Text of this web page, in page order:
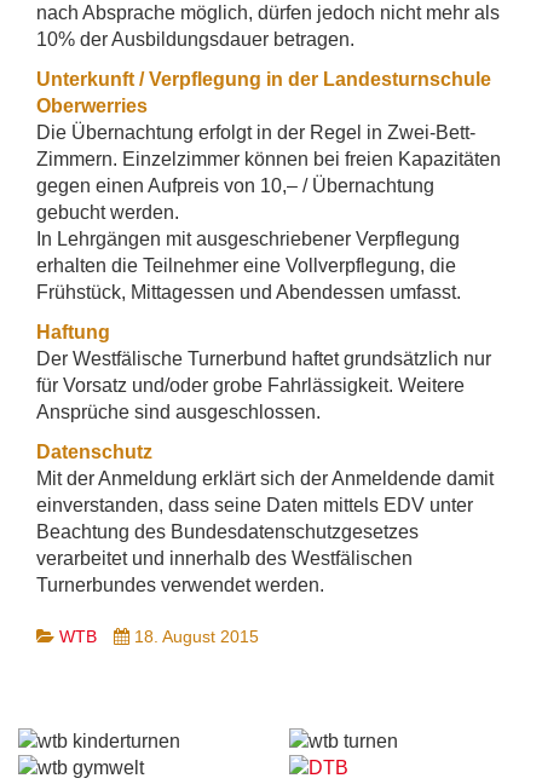
nach Absprache möglich, dürfen jedoch nicht mehr als
10% der Ausbildungsdauer betragen.
Unterkunft / Verpflegung in der Landesturnschule
Oberwerries
Die Übernachtung erfolgt in der Regel in Zwei-Bett-
Zimmern. Einzelzimmer können bei freien Kapazitäten
gegen einen Aufpreis von 10,– / Übernachtung
gebucht werden.
In Lehrgängen mit ausgeschriebener Verpflegung
erhalten die Teilnehmer eine Vollverpflegung, die
Frühstück, Mittagessen und Abendessen umfasst.
Haftung
Der Westfälische Turnerbund haftet grundsätzlich nur
für Vorsatz und/oder grobe Fahrlässigkeit. Weitere
Ansprüche sind ausgeschlossen.
Datenschutz
Mit der Anmeldung erklärt sich der Anmeldende damit
einverstanden, dass seine Daten mittels EDV unter
Beachtung des Bundesdatenschutzgesetzes
verarbeitet und innerhalb des Westfälischen
Turnerbundes verwendet werden.
WTB 18. August 2015